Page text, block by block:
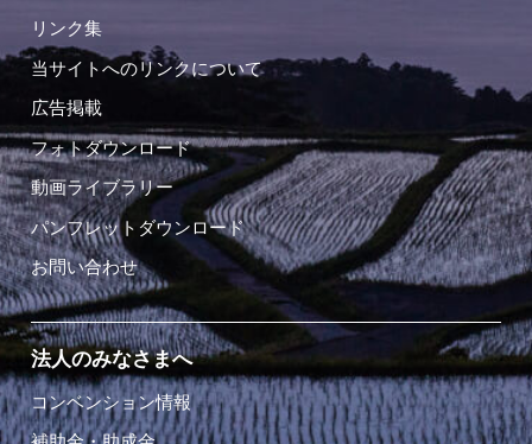
リンク集
当サイトへのリンクについて
広告掲載
フォトダウンロード
動画ライブラリー
パンフレットダウンロード
お問い合わせ
法人のみなさまへ
コンベンション情報